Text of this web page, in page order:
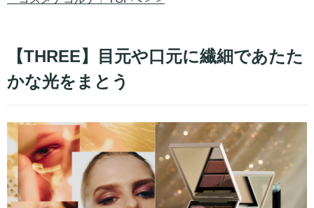
【THREE】目元や口元に繊細であたた
かな光をまとう